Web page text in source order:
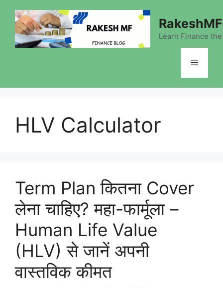
content
Learn Finance the
Menu
HLV Calculator
Term Plan कितना Cover
लेना चाहिए? महा-फार्मूला –
Human Life Value
(HLV) से जानें अपनी
वास्तविक कीमत